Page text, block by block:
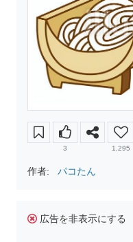
3 1,295
作者: パコたん
広告を非表示にする